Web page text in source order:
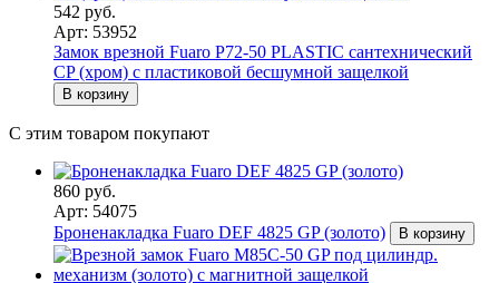
542 руб.
Арт: 53952
Замок врезной Fuaro P72-50 PLASTIC сантехнический
CP (хром) с пластиковой бесшумной защелкой
В корзину
С этим товаром покупают
860 руб.
Арт: 54075
Броненакладка Fuaro DEF 4825 GP (золото)
В корзину